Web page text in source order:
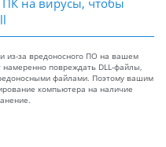
из-за вредоносного ПО на вашем
повреждать DLL-файлы,
файлами. Поэтому вашим
компьютера на наличие